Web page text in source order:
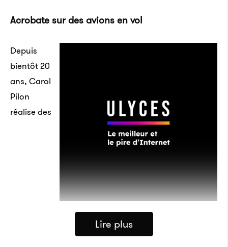
Acrobate sur des avions en vol
Carol Pilon sur son avion
Crédits : Third Strike
Depuis
bientôt 20
ans, Carol
Pilon
réalise des
Lire plus